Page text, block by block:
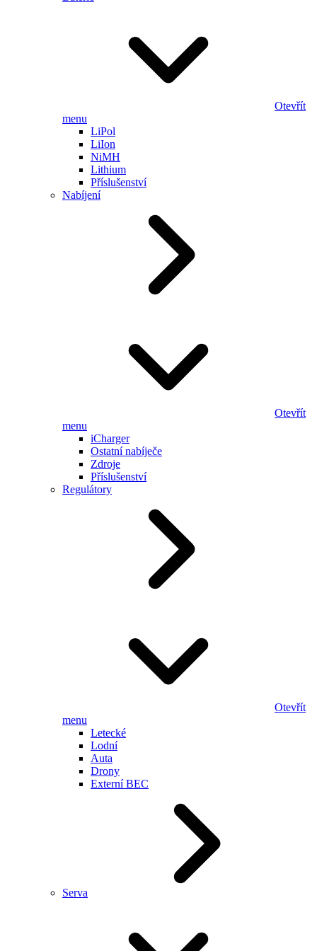
Otevřít
menu
LiPol
LiIon
NiMH
Lithium
Příslušenství
Nabíjení
Otevřít
menu
iCharger
Ostatní nabíječe
Zdroje
Příslušenství
Regulátory
Otevřít
menu
Letecké
Lodní
Auta
Drony
Externí BEC
Serva